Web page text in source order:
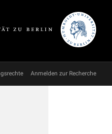
Anmelden zur Recherche